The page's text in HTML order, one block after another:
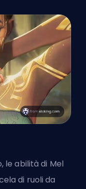
le abilità di Mel
di ruoli da